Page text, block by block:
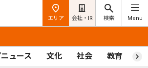
エリア 会社・IR 検索 Menu
ュース 文化 社会 教育 ス